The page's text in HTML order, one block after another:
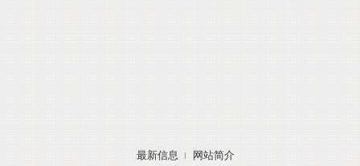
最新信息 网站简介